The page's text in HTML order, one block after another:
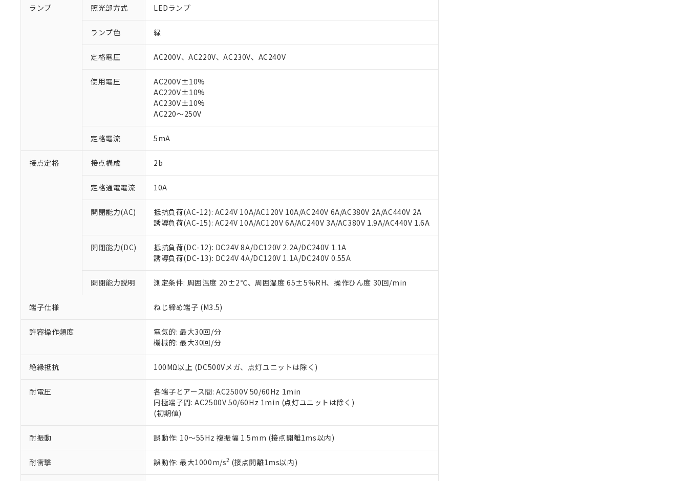
ランプ 照光部方式 LEDランプ
ランプ色 緑
定格電圧 AC200V、AC220V、AC230V、AC240V
使用電圧
AC200V±10%
AC220V±10%
AC230V±10%
AC220～250V
定格電流 5mA
接点定格 接点構成 2b
定格通電電流 10A
開閉能力(AC)
抵抗負荷(AC-12): AC24V 10A/AC120V 10A/AC240V 6A/AC380V 2A/AC440V 2A
誘導負荷(AC-15): AC24V 10A/AC120V 6A/AC240V 3A/AC380V 1.9A/AC440V 1.6A
開閉能力(DC)
抵抗負荷(DC-12): DC24V 8A/DC120V 2.2A/DC240V 1.1A
誘導負荷(DC-13): DC24V 4A/DC120V 1.1A/DC240V 0.55A
開閉能力説明 測定条件: 周囲温度 20±2℃、周囲湿度 65±5%RH、操作ひん度 30回/min
端子仕様 ねじ締め端子 (M3.5)
許容操作頻度
電気的: 最大30回/分
機械的: 最大30回/分
絶縁抵抗 100MΩ以上 (DC500Vメガ、点灯ユニットは除く)
耐電圧
各端子とアース間: AC2500V 50/60Hz 1min
同極端子間: AC2500V 50/60Hz 1min (点灯ユニットは除く)
(初期値)
耐振動 誤動作: 10～55Hz 複振幅 1.5mm (接点開離1ms以内)
耐衝撃 誤動作: 最大1000m/s2 (接点開離1ms以内)
ご利用条件
以下の条件をお読みいただき、同意のうえご利用ください。
当社制御機器事業取扱商品の中には、本サービスの対象外となる商品もあることをご了承ください。
のであり、閲覧された時点での実際の在庫および標準価格とは異なる場合があることをご了承くださ
当社販売員にご相談ください。
オムロン制御機器販売店や当社販売拠点は「販売ネットワーク
」をご確認ください。
在庫状況および標準価格結果を当社の事前の承諾なく第三者に漏洩または開示しないようお願いしま
マイパーツ機能（部品リスト作成サービス）をご利用いただくには、I-Webメンバーズにご登録され
ている必要があります。
お客様が当ウェブサイト上で当社にご登録された部品リストについて、当社および当社の共同利用者
が、当社の製品・サービスに関するお客様との取引・商談に必要な範囲で利用することをご了承くだ
さい。
※当社の共同利用者とは、
いる法人を指します。
※1 対応状況
対応済み：EU RoHS指令（10物質）の非含有に対応した製品が提供可能な商品です。
対応予定：EU RoHS指令（10物質）の非含有に対応した製品に切り替える予定のある商品です。
対応予定なし：EU RoHS指令（10物質）の非含有に非対応の商品で、対応品を出す予定はありません。
調査・確認中：EU RoHS指令（10物質）の非含有の対応状況を調査中または確認中の商品です。
非該当品：ライセンス料など無形物で、有害物質有無と関係のない商品です。
仕入先様の事情により、非含有部品としていたものが、含有品と判明した場合などやむを得ず変更すること
があります。
鉛(Pb) 1000ppm以下、 水銀(Hg) 1000ppm以下、 カドミウム(Cd) 100ppm以下、
フタル酸エステル類の４物質については閾値を超える意図的な使用がないことを確認しています。
※2 対応予定月
部品在庫の切り替え状況などにより、予定月が前後することがあります。
※3 非含有証明書ダウンロード
下記の非含有証明書をダウンロードすることができます。
51物質の非含有証明書（当社基準）
※本証明書は発行日時点で非含有を証明するもので、過去に遡って非含有を証明するものではありません。
また、RoHS指令のフタル酸エステル類４物質の対応では、対応完了までの期間は出荷製品に未対応品が
混在することから備考欄に対応日を記載しておりました。
既に当社にて対応品への在庫切替を完了していることから、特段のことがない限り、2022年1月12日よ
り割愛しております。
※1 中国RoHS○×表
「○」：最大均質材料含有率が中国RoHSの基準値以下であることを示します。
「×」：最大均質材料含有率が中国RoHSの基準値を超えていることを示します。
「－」：未確認です。当社販売部門へお問い合わせください。
Cr(Ⅵ)(六価クロム) : 1000ppm、 PBBs(ポリ臭化ビフェニル類) : 1000ppm、 PBDEs(ポリ臭化ジフェニルエーテル類) : 1000ppm、
DBP(フタル酸ジブチル) : 1000ppm、 DIBP(フタル酸ジイソブチル) : 1000ppm、 BBP(フタル酸ブチルベンジル) : 1000ppm、
DEHP(フタル酸ビス(2-エチルヘキシル)) : 1000ppm
※2 環境保護使用期限
「ｅ」：有害物質（10物質）のすべてが基準値以下であることを示します。
「10」：通常の使用状況下において有害物質が外部に漏えいし、環境に深刻な影響を及ぼさない年数を意
味します。
などの必要な手続きをとります。
ます。
置等に一切使用いたしません。
当社は、貴社製品を第三者に販売する場合は、上記1、2および3の内容を当該第三者に通知します。
また当社は、販売先および販売に係わる関係者が違法に輸出するおそれがある場合は、取り引きをい
たしません。
合意する キャンセル
△ 一定数には満たないが在庫あり
機器販売店・当社販売員にご確認ください)
白